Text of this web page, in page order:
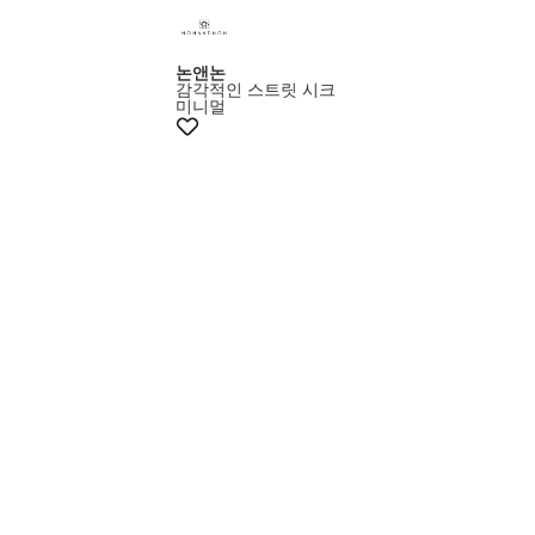
논앤논
감각적인 스트릿 시크
미니멀